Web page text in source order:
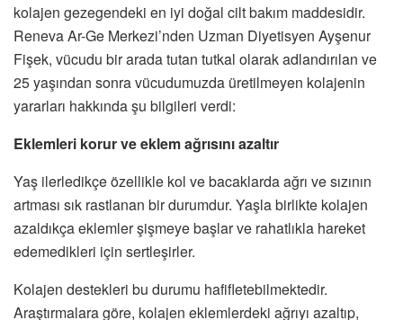
kolajen gezegendeki en iyi doğal cilt bakım maddesidir.
Reneva Ar-Ge Merkezi’nden Uzman Diyetisyen Ayşenur
Fişek, vücudu bir arada tutan tutkal olarak adlandırılan ve
25 yaşından sonra vücudumuzda üretilmeyen kolajenin
yararları hakkında şu bilgileri verdi:
Eklemleri korur ve eklem ağrısını azaltır
Yaş ilerledikçe özellikle kol ve bacaklarda ağrı ve sızının
artması sık rastlanan bir durumdur. Yaşla birlikte kolajen
azaldıkça eklemler şişmeye başlar ve rahatlıkla hareket
edemedikleri için sertleşirler.
Kolajen destekleri bu durumu hafifletebilmektedir.
Araştırmalara göre, kolajen eklemlerdeki ağrıyı azaltıp,